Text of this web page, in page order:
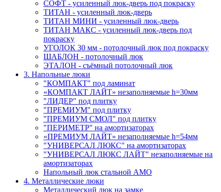
СОФТ - усиленный люк-дверь под покраску
ТИТАН - усиленный люк-дверь
ТИТАН МИНИ - усиленный люк-дверь
ТИТАН МАКС - усиленный люк-дверь под
покраску
УГОЛОК 30 мм - потолочный люк под покраску
ШАБЛОН - потолочный люк
ЭТАЛОН - съёмный потолочный люк
3. Напольные люки
"КОМПАКТ" под ламинат
«КОМПАКТ ЛАЙТ» незаполняемые h=30мм
"ЛИДЕР" под плитку
"ПРЕМИУМ" под плитку
"ПРЕМИУМ СМОЛ" под плитку
"ПЕРИМЕТР" на амортизаторах
«ПРЕМИУМ ЛАЙТ» незаполняемые h=54мм
"УНИВЕРСАЛ ЛЮКС" на амортизаторах
"УНИВЕРСАЛ ЛЮКС ЛАЙТ" незаполняемые на
амортизаторах
Напольный люк стальной АМО
4. Металлические люки
Металлический люк на замке